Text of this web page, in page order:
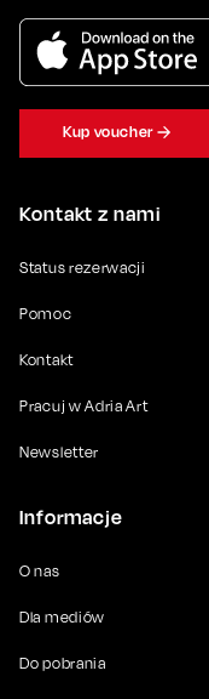
Kontakt z nami
Status rezerwacji
Pomoc
Kontakt
Pracuj w Adria Art
Newsletter
Informacje
O nas
Dla mediów
Do pobrania
Kup voucher